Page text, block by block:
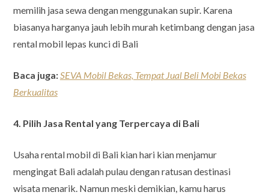
memilih jasa sewa dengan menggunakan supir. Karena
biasanya harganya jauh lebih murah ketimbang dengan jasa
rental mobil lepas kunci di Bali
Baca juga:SEVA Mobil Bekas, Tempat Jual Beli Mobi Bekas
Berkualitas
4. Pilih Jasa Rental yang Terpercaya di Bali
Usaha rental mobil di Bali kian hari kian menjamur
mengingat Bali adalah pulau dengan ratusan destinasi
wisata menarik. Namun meski demikian, kamu harus